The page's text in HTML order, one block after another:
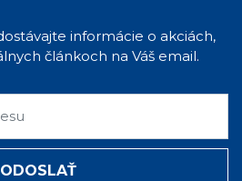
informácie o akciách,
článkoch na Váš email.
ODOSLAŤ